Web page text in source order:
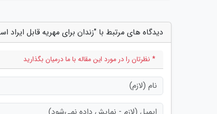
دیدگاه های مرتبط با "زندان برای مهریه قابل ایراد
* نظرتان را در مورد این مقاله با ما درمیان بگذارید